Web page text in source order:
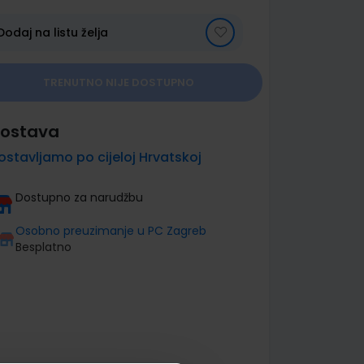
na listu želja
po cijeloj Hrvatskoj
Dostupno za narudžbu
Osobno preuzimanje u PC Zagreb
Besplatno